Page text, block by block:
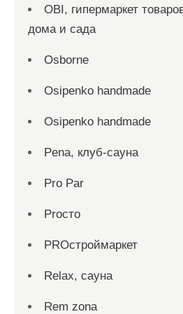
OBI, гипермаркет
дома и сада
Osborne
Osipenko handmade
Osipenko handmade
Pena, клуб-сауна
Pro Par
Proсто
PROстроймаркет
Relax, сауна
Rem zona